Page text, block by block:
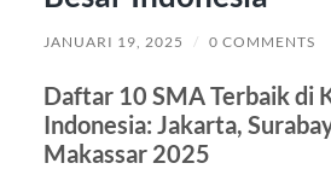
JANUARI 19, 2025 / 0 COMMENTS
Daftar 10 SMA Terbaik di
Indonesia: Jakarta,
Makassar 2025